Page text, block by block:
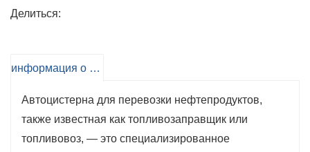
различные виды жидкого топлива, что делает их
Сокращение времени простоя:
разгрузки позволяют сократить время выполнения
работ, повышая эффективность работы и
сокращая время простоя.
Делиться:
информация о продукте
Автоцистерна для перевозки нефтепродуктов,
также известная как топливозаправщик или
топливовоз, — это специализированное